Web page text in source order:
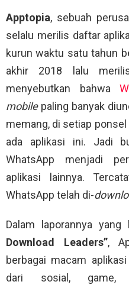
Apptopia, sebuah
selalu merilis daftar
kurun waktu satu tahun
akhir 2018 lalu
menyebutkan bahwa
mobile paling banyak
memang, di setiap
ada aplikasi ini. Jadi
WhatsApp menjadi
aplikasi lainnya.
WhatsApp telah di-
Dalam laporannya yang
Download Leaders”,
berbagai macam
dari sosial, game,